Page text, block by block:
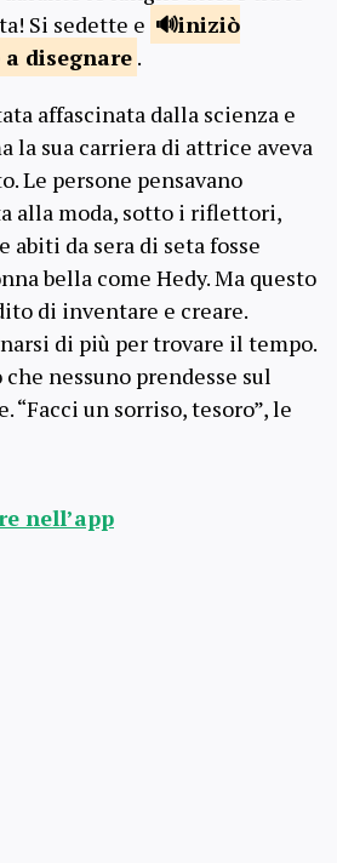
Si sedette e
iniziò
disegnare .
affascinata dalla scienza e
la sua carriera di attrice aveva
Le persone pensavano
alla moda, sotto i riflettori,
abiti da sera di seta fosse
bella come Hedy. Ma questo
di inventare e creare.
di più per trovare il tempo.
nessuno prendesse sul
“Facci un sorriso, tesoro”, le
nell’app